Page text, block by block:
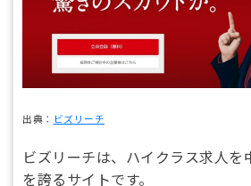
出典： ビズリーチ
ビズリーチは、ハイクラス求人
を誇るサイトです。